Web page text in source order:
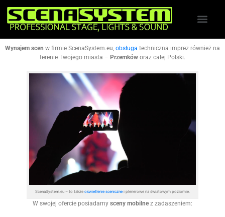
Wynajem scen w firmie ScenaSystem.eu, obsługa techniczna imprez również na
terenie Twojego miasta – Przemków oraz całej Polski.
ScenaSystem.eu – to także oświetlenie scenicznei plenerowe na światowym poziomie.
W swojej ofercie posiadamy sceny mobilne z zadaszeniem: